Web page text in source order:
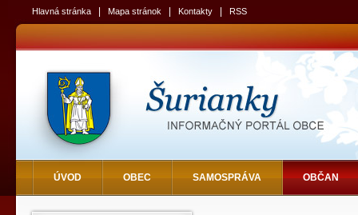
Hlavná stránka Mapa stránok Kontakty RSS
ÚVOD OBEC SAMOSPRÁVA OBČAN